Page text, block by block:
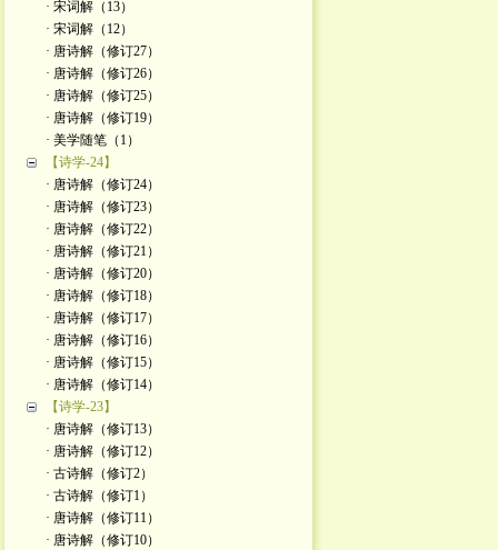
· 宋词解（13）
· 宋词解（12）
· 唐诗解（修订27）
· 唐诗解（修订26）
· 唐诗解（修订25）
· 唐诗解（修订19）
· 美学随笔（1）
【诗学-24】
· 唐诗解（修订24）
· 唐诗解（修订23）
· 唐诗解（修订22）
· 唐诗解（修订21）
· 唐诗解（修订20）
· 唐诗解（修订18）
· 唐诗解（修订17）
· 唐诗解（修订16）
· 唐诗解（修订15）
· 唐诗解（修订14）
【诗学-23】
· 唐诗解（修订13）
· 唐诗解（修订12）
· 古诗解（修订2）
· 古诗解（修订1）
· 唐诗解（修订11）
· 唐诗解（修订10）